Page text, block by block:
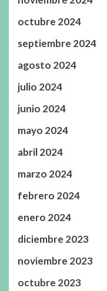
octubre 2024
septiembre 2024
agosto 2024
julio 2024
junio 2024
mayo 2024
abril 2024
marzo 2024
febrero 2024
enero 2024
diciembre 2023
noviembre 2023
octubre 2023